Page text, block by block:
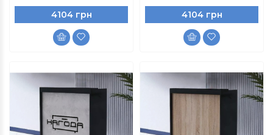
4104 грн
4104 грн